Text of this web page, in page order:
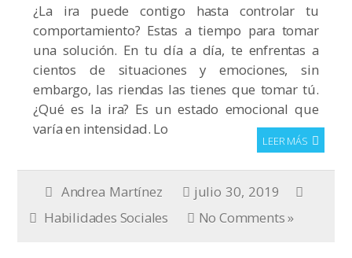
¿La ira puede contigo hasta controlar tu
comportamiento? Estas a tiempo para tomar
una solución. En tu día a día, te enfrentas a
cientos de situaciones y emociones, sin
embargo, las riendas las tienes que tomar tú.
¿Qué es la ira? Es un estado emocional que
varía en intensidad. Lo
LEER MÁS
Andrea Martínez
julio 30, 2019
Habilidades Sociales
No Comments »